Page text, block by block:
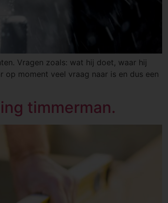
Vragen zoals: wat hij doet, waar hij
moment veel vraag naar is en dus een
timmerman.